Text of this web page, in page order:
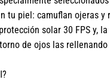
tu piel: camuflan ojeras y
solar 30 FPS y,
de ojos las rellenando